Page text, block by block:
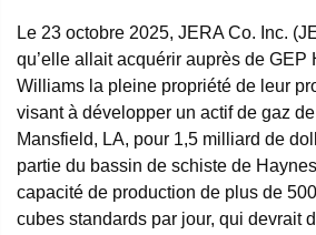
Le 23 octobre 2025, JERA Co. Inc.
qu’elle allait acquérir auprès de GEP
Williams la pleine propriété de leur
visant à développer un actif de gaz
Mansfield, LA, pour 1,5 milliard de
partie du bassin de schiste de
capacité de production de plus de
cubes standards par jour, qui devrait